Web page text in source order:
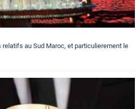
au Sud Maroc, et particulierement le